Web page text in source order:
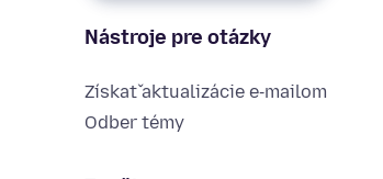
Nástroje pre otázky
Získať aktualizácie e‑mailom
Odber témy